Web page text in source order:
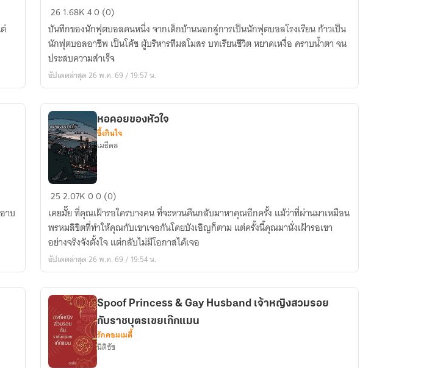
เฟรนด์ชิพ
รัก
ของ
นัก
ฟุตบอล
261.68K40 (0)
บันทึกของนักฟุตบอลคนหนึ่ง จากเด็กบ้านนอกสู่การเป็นนักฟุตบอลโรงเรียน ก้าวเป็น
นักฟุตบอลอาชีพ เป็นโค้ช ผู้บริหารทีมสโมสร บทเรียนชีวิต หยาดเหงื่อ คราบน้ำตา จน
ประสบความสำเร็จ
อัปเดตล่าสุด 26 พ.ค. 69 / 19:57 น.
หอคอย
ของ
หัวใจ
หอคอยของหัวใจ
ซึ้งกินใจ
เมธีดล
252.07K00 (0)
เคยมั๊ย ที่คุณเฝ้ารอใครบางคน ที่จะหวนคืนกลับมาหาคุณอีกครั้ง แม้ว่าที่ผ่านมาเหมือน
พรหมลิขิตที่ทำให้คุณกับเขาเจอกันโดยบังเอิญก็ตาม แต่ครั้งนี้คุณมานั่งเฝ้ารอเขา
อย่างจริงจังตั้งใจ แต่กลับไม่มีโอกาสได้เจอ
อัปเดตล่าสุด 26 พ.ค. 69 / 19:54 น.
Spoof Princess & Gay Husband เจ้าหญิงสวมรอย
กับราชบุตรเขยเก๊กแมน
รักคอมเมดี้
นิติชัช